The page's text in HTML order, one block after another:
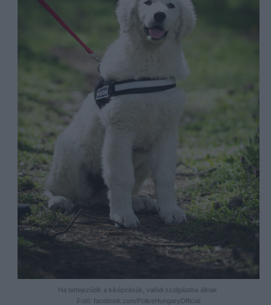
Ha befejeződik a kiképzésük, valódi szolgálatba állnak
Fotó: facebook.com/PoliceHungaryOfficial